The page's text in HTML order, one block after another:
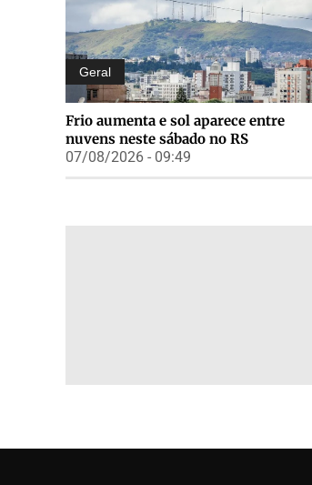
Geral
Frio aumenta e sol aparece entre
nuvens neste sábado no RS
07/08/2026 - 09:49